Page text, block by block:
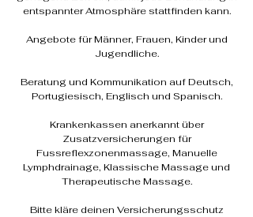
entspannter Atmosphäre stattfinden kann.
Angebote für Männer, Frauen, Kinder und
Jugendliche.
Beratung und Kommunikation auf Deutsch,
Portugiesisch, Englisch und Spanisch.
Krankenkassen anerkannt über
Zusatzversicherungen für
Fussreflexzonenmassage, Manuelle
Lymphdrainage, Klassische Massage und
Therapeutische Massage.
Bitte kläre deinen Versicherungsschutz